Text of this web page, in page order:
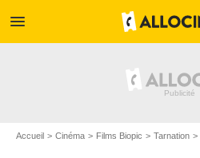
menu
Accueil Cinéma Films Biopic Tarnation